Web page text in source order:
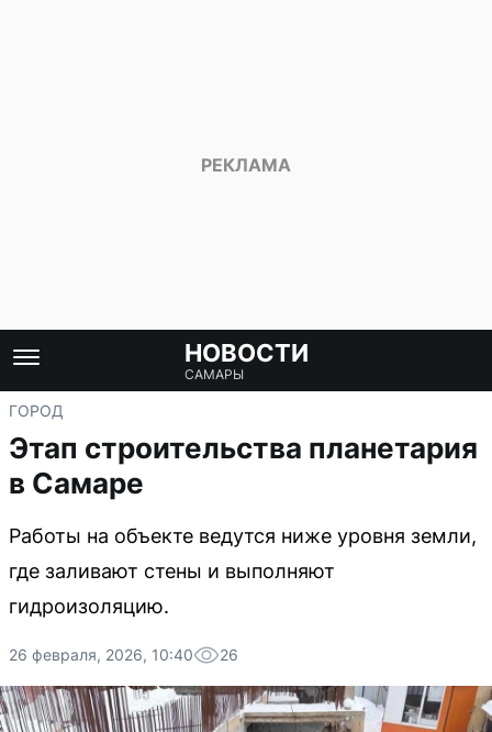
НОВОСТИ
САМАРЫ
ГОРОД
Этап строительства планетария
в Самаре
Работы на объекте ведутся ниже уровня земли,
где заливают стены и выполняют
гидроизоляцию.
26 февраля, 2026, 10:40 26